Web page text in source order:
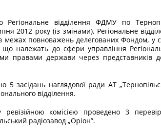
відділення ФДМУ по
2012 року (із змінами), Регіональне
межах повноважень делегованих Фондом, у
належать до сфери управління
правами держави через представників
засідань наглядової ради АТ
відділення.
ревізійною комісією проведено 3
радіозавод „Оріон”.